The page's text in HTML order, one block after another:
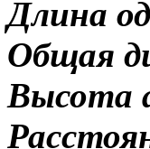
Длина
Общая
Высота